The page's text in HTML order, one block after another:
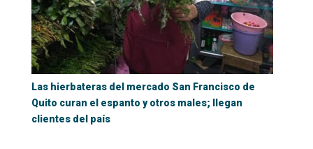
Las hierbateras del mercado San Francisco de
Quito curan el espanto y otros males; llegan
clientes del país